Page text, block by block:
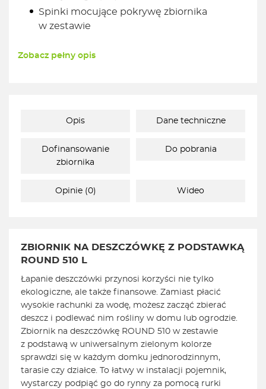
Spinki mocujące pokrywę zbiornika
w zestawie
Zobacz pełny opis
Opis Dane techniczne
Dofinansowanie
zbiornika
Do pobrania
Opinie (0) Wideo
ZBIORNIK NA DESZCZÓWKĘ Z PODSTAWKĄ
ROUND 510 L
Łapanie deszczówki przynosi korzyści nie tylko
ekologiczne, ale także finansowe. Zamiast płacić
wysokie rachunki za wodę, możesz zacząć zbierać
deszcz i podlewać nim rośliny w domu lub ogrodzie.
Zbiornik na deszczówkę ROUND 510 w zestawie
z podstawą w uniwersalnym zielonym kolorze
sprawdzi się w każdym domku jednorodzinnym,
tarasie czy działce. To łatwy w instalacji pojemnik,
wystarczy podpiąć go do rynny za pomocą rurki